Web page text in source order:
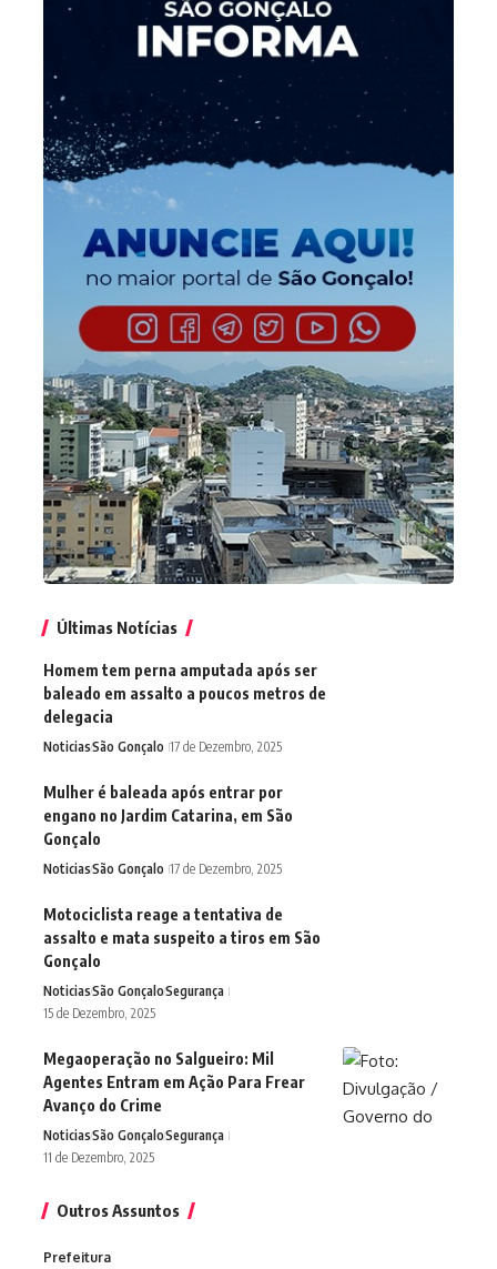
Últimas Notícias
Homem tem perna amputada após ser
baleado em assalto a poucos metros de
delegacia
NoticiasSão Gonçalo 17 de Dezembro, 2025
Mulher é baleada após entrar por
engano no Jardim Catarina, em São
Gonçalo
NoticiasSão Gonçalo 17 de Dezembro, 2025
Motociclista reage a tentativa de
assalto e mata suspeito a tiros em São
Gonçalo
NoticiasSão GonçaloSegurança
15 de Dezembro, 2025
Megaoperação no Salgueiro: Mil
Agentes Entram em Ação Para Frear
Avanço do Crime
NoticiasSão GonçaloSegurança
11 de Dezembro, 2025
Outros Assuntos
Prefeitura